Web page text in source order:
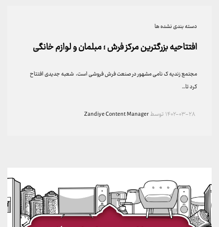
دسته بندی نشده ها
افتتاحیه بزرگترین مرکز فرش ؛ مبلمان و لوازم خانگی
مجتمع زندیه ک نامی مشهور در صنعت فرش فروشی است، شعبه جدیدی افتتاح
کرد تا…
۱۴۰۲-۰۳-۲۸ توسطZandiye Content Manager